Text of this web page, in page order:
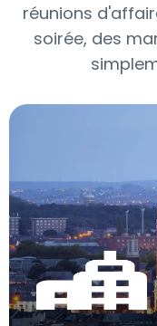
réunions
soirée, des